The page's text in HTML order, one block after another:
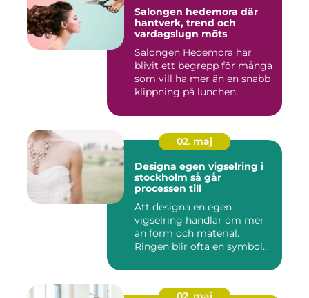
Salongen hedemora där
hantverk, trend och
vardagslugn möts
Salongen Hedemora har
blivit ett begrepp för många
som vill ha mer än en snabb
klippning på lunchen....
02. maj
Designa egen vigselring i
stockholm så går
processen till
Att designa en egen
vigselring handlar om mer
än form och material.
Ringen blir ofta en symbol